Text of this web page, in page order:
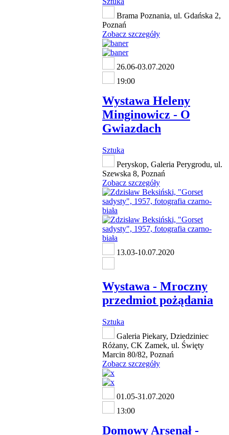
Brama Poznania, ul. Gdańska 2,
Poznań
Zobacz szczegóły
26.06-03.07.2020
19:00
Wystawa Heleny
Minginowicz - O
Gwiazdach
Sztuka
Peryskop, Galeria Perygrodu, ul.
Szewska 8, Poznań
Zobacz szczegóły
13.03-10.07.2020
Wystawa - Mroczny
przedmiot pożądania
Sztuka
Galeria Piekary, Dziedziniec
Różany, CK Zamek, ul. Święty
Marcin 80/82, Poznań
Zobacz szczegóły
01.05-31.07.2020
13:00
Domowy Arsenał -